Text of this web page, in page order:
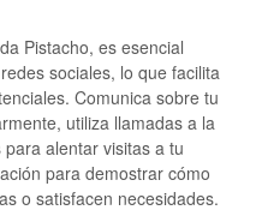
Pistacho, es esencial
sociales, lo que facilita
Comunica sobre tu
utiliza llamadas a la
alentar visitas a tu
para demostrar cómo
o satisfacen necesidades.